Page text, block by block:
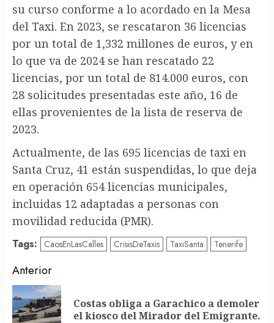
su curso conforme a lo acordado en la Mesa
del Taxi. En 2023, se rescataron 36 licencias
por un total de 1,332 millones de euros, y en
lo que va de 2024 se han rescatado 22
licencias, por un total de 814.000 euros, con
28 solicitudes presentadas este año, 16 de
ellas provenientes de la lista de reserva de
2023.
Actualmente, de las 695 licencias de taxi en
Santa Cruz, 41 están suspendidas, lo que deja
en operación 654 licencias municipales,
incluidas 12 adaptadas a personas con
movilidad reducida (PMR).
Tags: CaosEnLasCalles CrisisDeTaxis TaxiSanta Tenerife
Post
navigation
Anterior
Costas obliga a Garachico a demoler
el kiosco del Mirador del Emigrante.